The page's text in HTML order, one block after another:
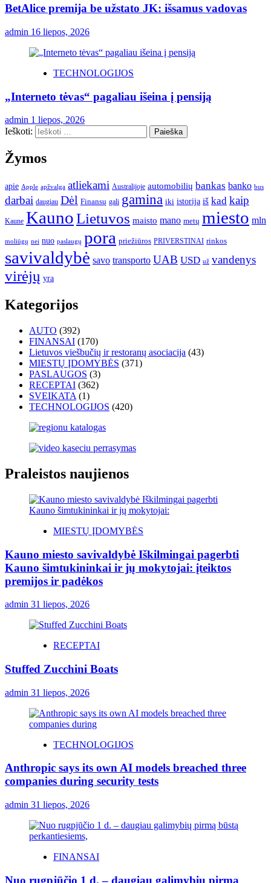
BetAlice premija be užstato JK: išsamus vadovas
admin 16 liepos, 2026
TECHNOLOGIJOS
„Interneto tėvas“ pagaliau išeina į pensiją
admin 1 liepos, 2026
Ieškoti:
Žymos
apie Apple apžvalga atliekami Australijoje automobilių bankas banko bus
darbai daugiau Dėl Finansų gali gamina iki istorija iš kad kaip
Kaune KaunoLietuvos maisto mano metų miesto mln
moliūgų nei nuo paslaugų pora priežiūros PRIVERSTINAI rinkos
savivaldybė savo transporto UAB USD už vandenys
virėjų yra
Kategorijos
AUTO (392)
FINANSAI (170)
Lietuvos viešbučių ir restoranų asociacija (43)
MIESTŲ ĮDOMYBĖS (371)
PASLAUGOS (3)
RECEPTAI (362)
SVEIKATA (1)
TECHNOLOGIJOS (420)
Praleistos naujienos
MIESTŲ ĮDOMYBĖS
Kauno miesto savivaldybė Iškilmingai pagerbti
Kauno šimtukininkai ir jų mokytojai: įteiktos
premijos ir padėkos
admin 31 liepos, 2026
RECEPTAI
Stuffed Zucchini Boats
admin 31 liepos, 2026
TECHNOLOGIJOS
Anthropic says its own AI models breached three
companies during security tests
admin 31 liepos, 2026
FINANSAI
Nuo rugpjūčio 1 d. – daugiau galimybių pirmą